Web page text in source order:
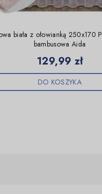
biała z ołowianką 250x170
bambusowa Aida
Cena
129,99 zł
DO KOSZYKA